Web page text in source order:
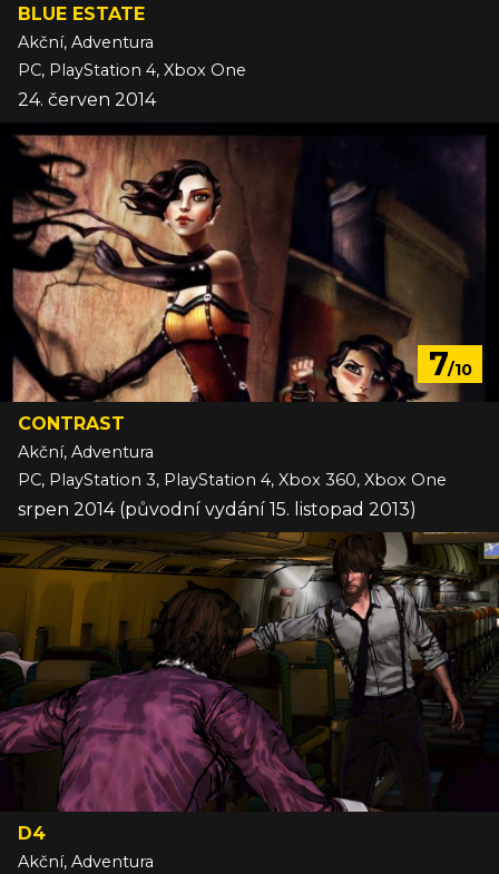
BLUE ESTATE
Akční, Adventura
PC, PlayStation 4, Xbox One
24. červen 2014
7/10
CONTRAST
Akční, Adventura
PC, PlayStation 3, PlayStation 4, Xbox 360, Xbox One
srpen 2014 (původní vydání 15. listopad 2013)
D4
Akční, Adventura